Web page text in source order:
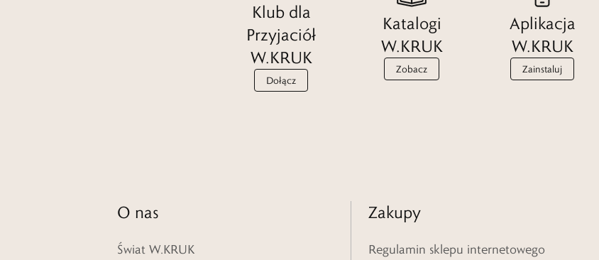
Klub dla
Przyjaciół
W.KRUK
Dołącz
Katalogi
W.KRUK
Zobacz
Aplikacja
W.KRUK
Zainstaluj
O nas
Świat W.KRUK
Zakupy
Regulamin sklepu internetowego